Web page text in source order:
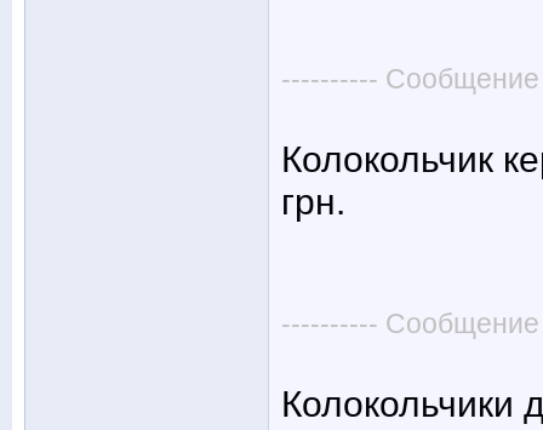
---------- Сообщение
Колокольчик
грн.
---------- Сообщение
Колокольчики